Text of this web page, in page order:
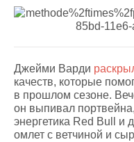
Джейми Варди
качеств, которые
в прошлом сезоне.
он выпивал
энергетика Red Bull и
омлет с ветчиной и